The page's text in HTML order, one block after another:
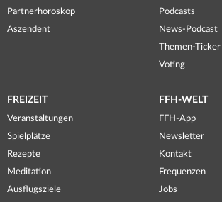
Partnerhoroskop
Aszendent
Podcasts
News-Podcast
Themen-Ticker
Voting
FREIZEIT
Veranstaltungen
Spielplätze
Rezepte
Meditation
Ausflugsziele
FFH-WELT
FFH-App
Newsletter
Kontakt
Frequenzen
Jobs